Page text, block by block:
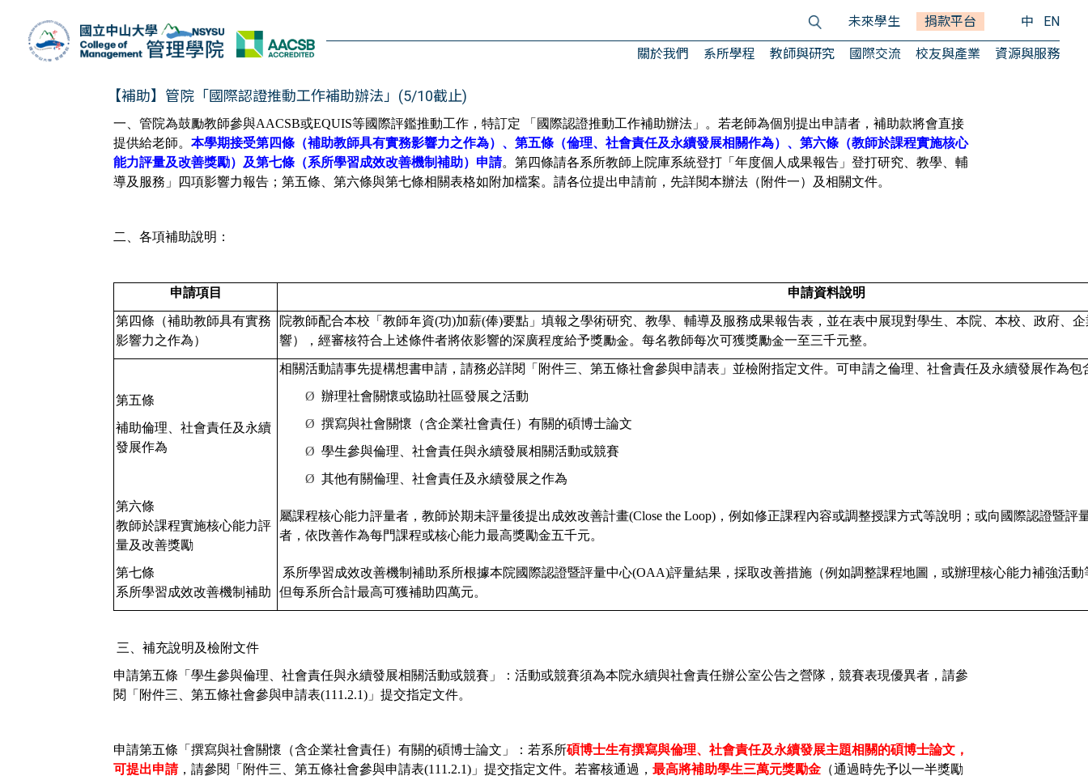
關於我們 系所學程 教師與研究 國際交流 校友與產業 資源與服務
未來學生 捐款平台 中 EN
【補助】管院「國際認證推動工作補助辦法」(5/10截止)
一、管院為鼓勵教師參與AACSB或EQUIS等國際評鑑推動工作，特訂定 「國際認證推動工作補助辦法」。 若老師為個別提出申請者，補助款將會直接
提供給老師。 本學期接受第四條（補助教師具有實務影響力之作為）、第五條（倫理、 社會責任及永續發展相關作為）、第六條（教師於課程實施核心
能力評量及改善獎勵）及第七條（系所學習成效改善機制補助）申請。 第四條請各系所教師上院庫系統登打「年度個人成果報告」 登打研究、教學、輔
導及服務」四項影響力報告；第五條、 第六條與第七條相關表格如附加檔案。請各位提出申請前， 先詳閱本辦法（附件一）及相關文件。
二、各項補助說明：
申請項目 申請資料說明
第四條（補助教師具有實務
影響力之作為）
院教師配合本校「教師年資(功)加薪(俸)要點」 填報之學術研究、教學、輔導及服務成果報告表， 並在表中展現對學生、本院、本校、政府、
響）， 經審核符合上述條件者將依影響的深廣程度給予獎勵金。 每名教師每次可獲獎勵金一至三千元整。
第五條
補助倫理、社會責任及永續
發展作為
相關活動請事先提構想書申請，請務必詳閱「附件三、 第五條社會參與申請表」並檢附指定文件。可申請之倫理、 社會責任及永續發展作為包
Ø 辦理社會關懷或協助社區發展之活動
Ø 撰寫與社會關懷（含企業社會責任）有關的碩博士論文
Ø 學生參與倫理、社會責任與永續發展相關活動或競賽
Ø 其他有關倫理、社會責任及永續發展之作為
第六條
教師於課程實施核心能力評
量及改善獎勵
屬課程核心能力評量者，教師於期未評量後提出成效改善計畫(Close the Loop)，例如修正課程內容或調整授課方式等說明； 或向國際認證暨評
者，依攺善作為每門課程或核心能力最高獎勵金五千元。
第七條
系所學習成效改善機制補助
系所學習成效改善機制補助系所根據本院國際認證暨評量中心(OAA)評量結果，採取改善措施（例如調整課程地圖， 或辦理核心能力補強活
但每系所合計最高可獲補助四萬元。
三、補充說明及檢附文件
申請第五條「學生參與倫理、社會責任與永續發展相關活動或競賽」
：活動或競賽須為本院永續與社會責任辦公室公告之營隊， 競賽表現優異者，請參
閱「附件三、第五條社會參與申請表(111.2.1)」提交指定文件。
申請第五條「撰寫與社會關懷（含企業社會責任） 有關的碩博士論文」：若系所碩博士生有撰寫與倫理、 社會責任及永續發展主題相關的碩博士論文，
可提出申請，請參閱「 附件三、第五條社會參與申請表(111.2.1)」 提交指定文件。若審核通過， 最高將補助學生三萬元獎勵金 （通過時先予以一半獎勵